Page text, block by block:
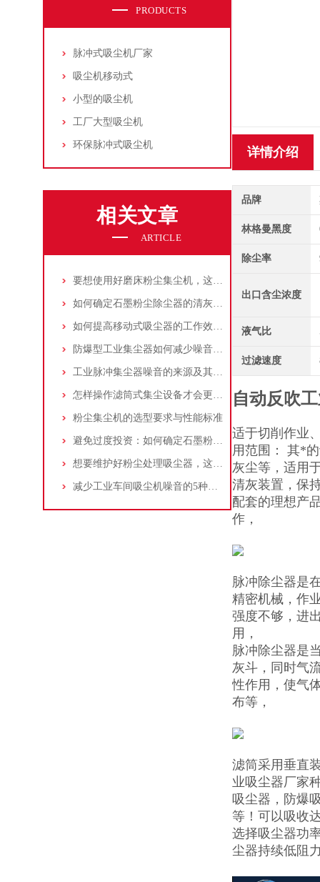
PRODUCTS
脉冲式吸尘机厂家
吸尘机移动式
小型的吸尘机
工厂大型吸尘机
环保脉冲式吸尘机
相关文章
ARTICLE
要想使用好磨床粉尘集尘机，这些条件可不能少
如何确定石墨粉尘除尘器的清灰速度？
如何提高移动式吸尘器的工作效率？
防爆型工业集尘器如何减少噪音?三个方法轻松解决
工业脉冲集尘器噪音的来源及其控制策略
怎样操作滤筒式集尘设备才会更安全
粉尘集尘机的选型要求与性能标准
避免过度投资：如何确定石墨粉尘除尘器的合理价格区间
想要维护好粉尘处理吸尘器，这几个措施真的很重要！
减少工业车间吸尘机噪音的5种方法
详情介绍
品牌
林格曼黑度
除尘率
出口含尘浓度
液气比
过滤速度
自动反吹
适于切削作业
用范围： 其*
灰尘等，适用
清灰装置，保
配套的理想产
作，
脉冲除尘器是
精密机械，作
强度不够，进
用，
脉冲除尘器是
灰斗，同时气
性作用，使气
布等，
滤筒采用垂直
业吸尘器厂家
吸尘器，防爆
等！可以吸收
选择吸尘器功
尘器持续低阻